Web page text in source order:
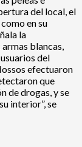
del local, el
en su
la
blancas,
del
efectuaron
que
de drogas, y se
interior”, se